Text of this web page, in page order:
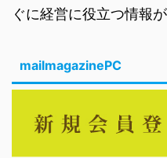
ぐに経営に役立つ情報
mailmagazinePC